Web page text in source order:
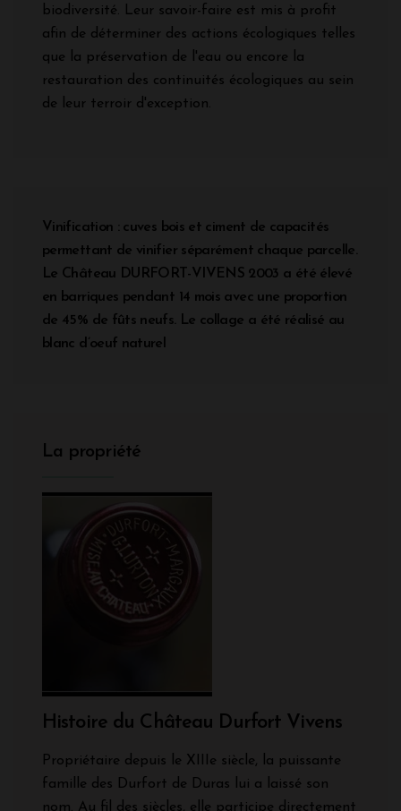
biodiversité. Leur savoir-faire est mis à profit
afin de déterminer des actions écologiques telles
que la préservation de l'eau ou encore la
restauration des continuités écologiques au sein
de leur terroir d'exception.
Vinification : cuves bois et ciment de capacités
permettant de vinifier séparément chaque parcelle.
Le Château DURFORT-VIVENS 2003 a été élevé
en barriques pendant 14 mois avec une proportion
de 45% de fûts neufs. Le collage a été réalisé au
blanc d’oeuf naturel
La propriété
Histoire du Château Durfort Vivens
Propriétaire depuis le XIIIe siècle, la puissante
famille des Durfort de Duras lui a laissé son
nom. Au fil des siècles, elle participe directement